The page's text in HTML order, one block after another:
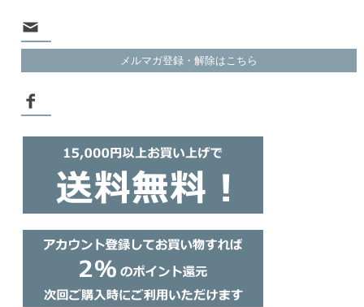
メルマガ登録・解除はこちら